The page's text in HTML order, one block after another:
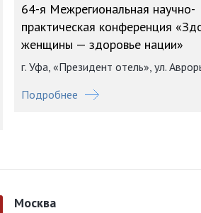
64-я Межрегиональная научно-
практическая конференция
женщины — здоровье нации»
г. Уфа, «Президент отель», ул.
Подробнее
Москва